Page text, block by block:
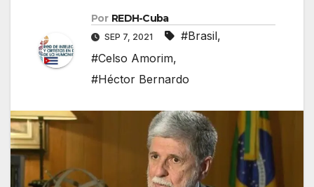
Por REDH-Cuba
SEP 7, 2021 #Brasil,
#Celso Amorim,
#Héctor Bernardo